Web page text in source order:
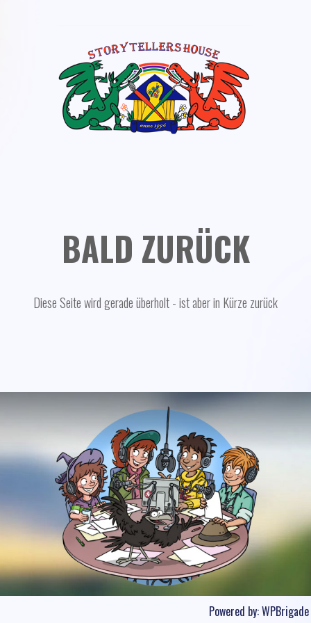
BALD ZURÜCK
Diese Seite wird gerade überholt - ist aber in Kürze zurück
Powered by:WPBrigade